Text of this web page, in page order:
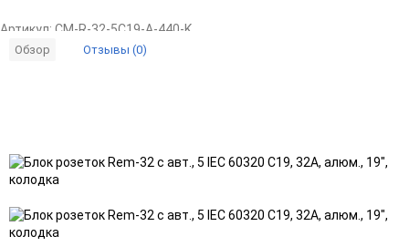
Артикул: CM-R-32-5C19-A-440-K
Обзор Отзывы (0)
в
избранное
к
сравнению